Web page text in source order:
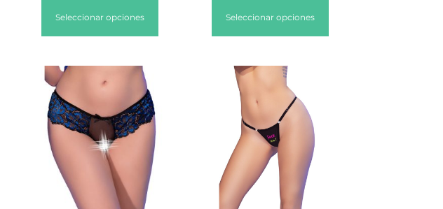
Seleccionar opciones Seleccionar opciones